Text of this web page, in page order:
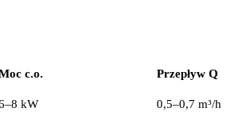
c.o. Przepływ Q
kW 0,5–0,7 m³/h